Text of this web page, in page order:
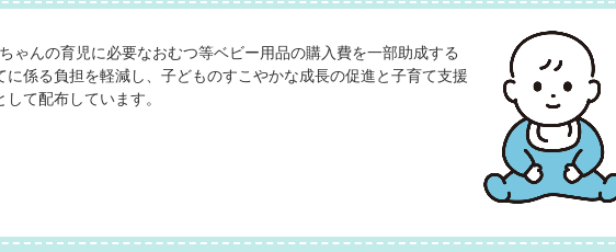
ゃんの育児に必要なおむつ等ベビー用品の購入費を一部助成する
に係る負担を軽減し、子どものすこやかな成長の促進と子育て支援
て配布しています。